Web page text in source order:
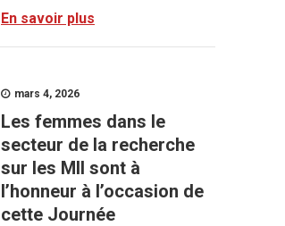
En savoir plus
mars 4, 2026
Les femmes dans le
secteur de la recherche
sur les MII sont à
l’honneur à l’occasion de
cette Journée